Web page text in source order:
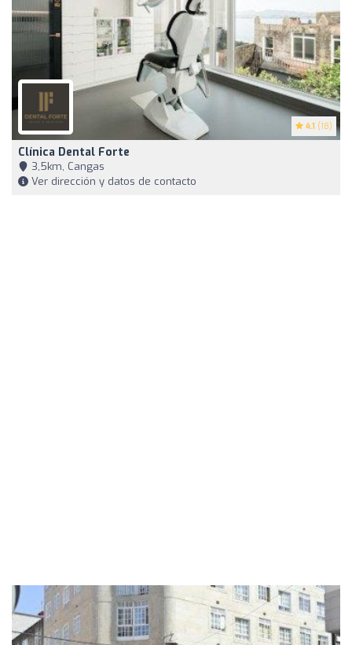
4.1 (18)
Clínica Dental Forte
3,5km, Cangas
Ver dirección y datos de contacto